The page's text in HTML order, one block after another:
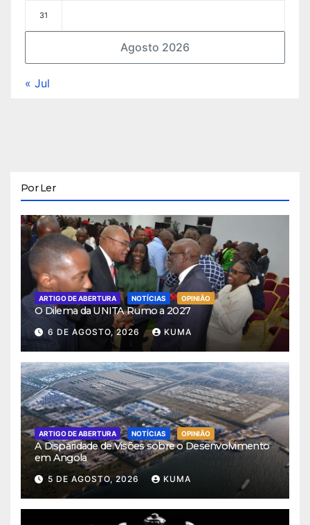
Agosto 2026
31
« Jul
Por Ler
ARTIGO DE ABERTURA NOTÍCIAS OPINIÃO
O Dilema da UNITA Rumo a 2027
6 DE AGOSTO, 2026 KUMA
ARTIGO DE ABERTURA NOTÍCIAS OPINIÃO
A Disparidade de Visões sobre o Desenvolvimento
em Angola
5 DE AGOSTO, 2026 KUMA